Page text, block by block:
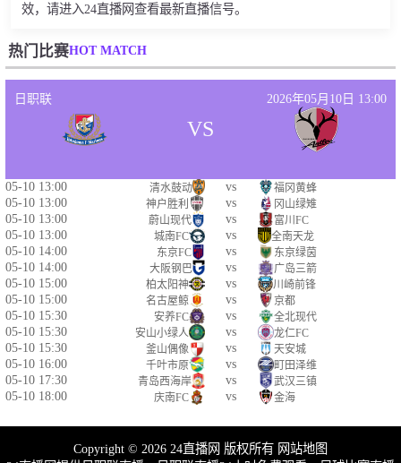
效，请进入24直播网查看最新直播信号。
热门比赛HOT MATCH
日职联 2026年05月10日 13:00
VS
05-10 13:00 清水鼓动 vs 福冈黄蜂
05-10 13:00 神户胜利 vs 冈山绿雉
05-10 13:00 蔚山现代 vs 富川FC
05-10 13:00 城南FC vs 全南天龙
05-10 14:00 东京FC vs 东京绿茵
05-10 14:00 大阪钢巴 vs 广岛三箭
05-10 15:00 柏太阳神 vs 川崎前锋
05-10 15:00 名古屋鲸 vs 京都
05-10 15:30 安养FC vs 全北现代
05-10 15:30 安山小绿人 vs 龙仁FC
05-10 15:30 釜山偶像 vs 天安城
05-10 16:00 千叶市原 vs 町田泽维
05-10 17:30 青岛西海岸 vs 武汉三镇
05-10 18:00 庆南FC vs 金海
Copyright © 2026 24直播网 版权所有 网站地图